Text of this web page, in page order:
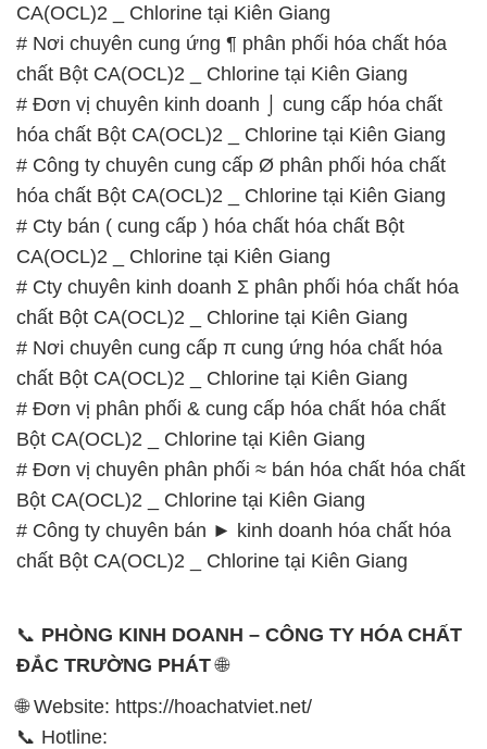
CA(OCL)2 _ Chlorine tại Kiên Giang
# Nơi chuyên cung ứng ¶ phân phối hóa chất hóa
chất Bột CA(OCL)2 _ Chlorine tại Kiên Giang
# Đơn vị chuyên kinh doanh ⌡ cung cấp hóa chất
hóa chất Bột CA(OCL)2 _ Chlorine tại Kiên Giang
# Công ty chuyên cung cấp Ø phân phối hóa chất
hóa chất Bột CA(OCL)2 _ Chlorine tại Kiên Giang
# Cty bán ( cung cấp ) hóa chất hóa chất Bột
CA(OCL)2 _ Chlorine tại Kiên Giang
# Cty chuyên kinh doanh Σ phân phối hóa chất hóa
chất Bột CA(OCL)2 _ Chlorine tại Kiên Giang
# Nơi chuyên cung cấp π cung ứng hóa chất hóa
chất Bột CA(OCL)2 _ Chlorine tại Kiên Giang
# Đơn vị phân phối & cung cấp hóa chất hóa chất
Bột CA(OCL)2 _ Chlorine tại Kiên Giang
# Đơn vị chuyên phân phối ≈ bán hóa chất hóa chất
Bột CA(OCL)2 _ Chlorine tại Kiên Giang
# Công ty chuyên bán ► kinh doanh hóa chất hóa
chất Bột CA(OCL)2 _ Chlorine tại Kiên Giang
📞 PHÒNG KINH DOANH – CÔNG TY HÓA CHẤT
ĐẮC TRƯỜNG PHÁT🌐
🌐 Website: https://hoachatviet.net/
📞 Hotline: